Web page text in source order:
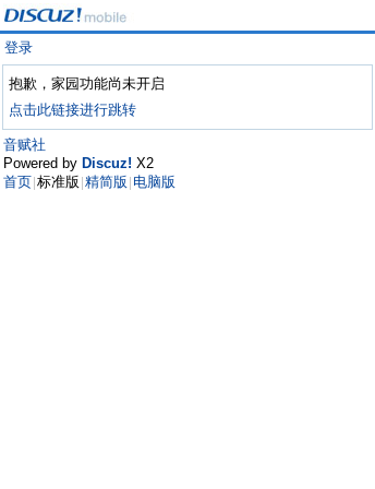
登录
抱歉，家园功能尚未开启
点击此链接进行跳转
音赋社
Powered by Discuz! X2
首页 标准版 精简版 电脑版